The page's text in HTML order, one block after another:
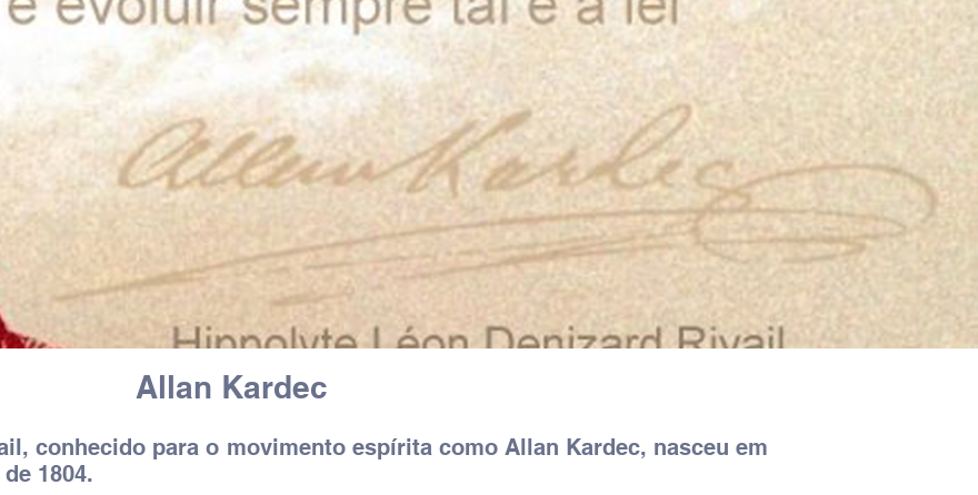
Allan Kardec
conhecido para o movimento espírita como Allan Kardec, nasceu em
1804.